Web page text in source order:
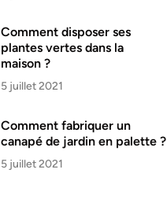
Comment disposer ses
plantes vertes dans la
maison ?
5 juillet 2021
Comment fabriquer un
canapé de jardin en palette ?
5 juillet 2021